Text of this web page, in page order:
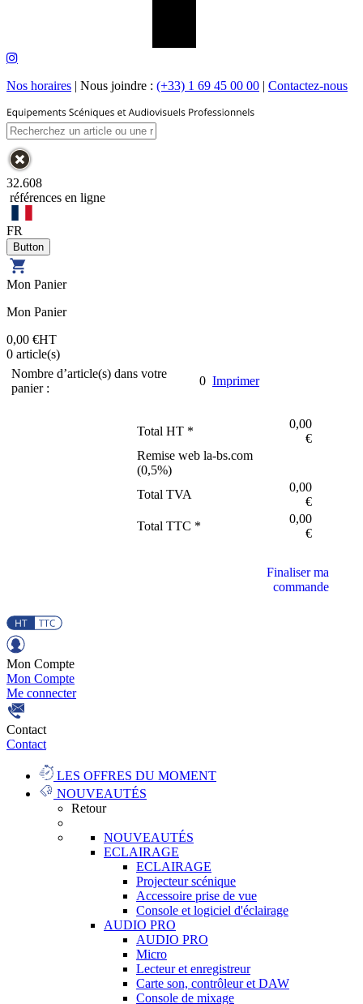
Nos horaires | Nous joindre : (+33) 1 69 45 00 00 | Contactez-nous
32.608
références en ligne
FR
Mon Panier
Mon Panier
0,00 €HT
0 article(s)
Nombre d’article(s) dans votre
panier :
0 Imprimer
Total HT *
0,00
€
Remise web la-bs.com
(0,5%)
Total TVA
0,00
€
Total TTC *
0,00
€
Finaliser ma
commande
Mon Compte
Mon Compte
Me connecter
Contact
Contact
LES OFFRES DU MOMENT
NOUVEAUTÉS
Retour
NOUVEAUTÉS
ECLAIRAGE
ECLAIRAGE
Projecteur scénique
Accessoire prise de vue
Console et logiciel d'éclairage
AUDIO PRO
AUDIO PRO
Micro
Lecteur et enregistreur
Carte son, contrôleur et DAW
Console de mixage